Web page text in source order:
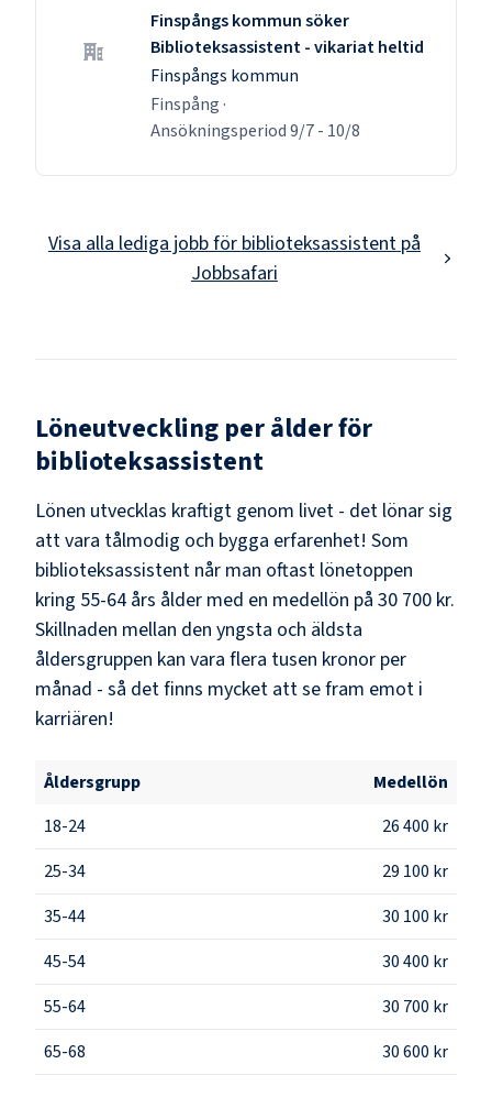
Finspångs kommun söker
Biblioteksassistent - vikariat heltid
Finspångs kommun
Finspång ·
Ansökningsperiod9/7- 10/8
Visa alla lediga jobb för biblioteksassistentpå
Jobbsafari
Löneutveckling per ålder för
biblioteksassistent
Lönen utvecklas kraftigt genom livet - det lönar sig
att vara tålmodig och bygga erfarenhet! Som
biblioteksassistent når man oftast lönetoppen
kring 55-64 års ålder med en medellön på 30 700 kr.
Skillnaden mellan den yngsta och äldsta
åldersgruppen kan vara flera tusen kronor per
månad - så det finns mycket att se fram emot i
karriären!
Åldersgrupp
Medellön
18-24
26 400 kr
25-34
29 100 kr
35-44
30 100 kr
45-54
30 400 kr
55-64
30 700 kr
65-68
30 600 kr